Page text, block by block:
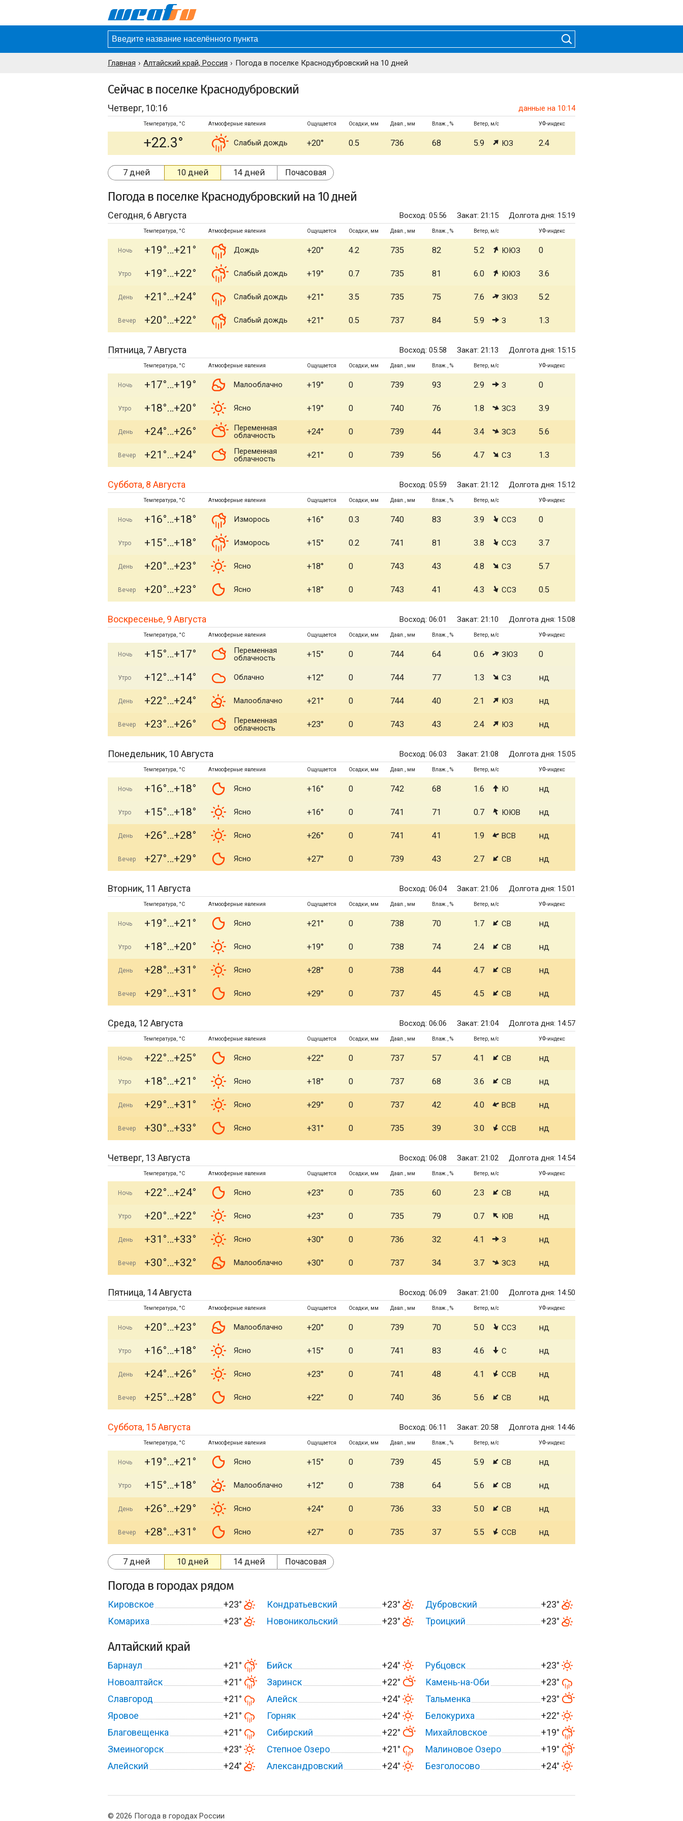
Главная Алтайский край, Россия Погода в поселке Краснодубровский на 10 дней
Сейчас в поселке Краснодубровский
Четверг, 10:16 данные на 10:14
Температура, °C Атмосферные явления Ощущается Осадки, мм Давл., мм Влаж., % Ветер, м/с УФ-индекс
+22.3° Слабый дождь +20° 0.5 736 68 5.9 ЮЗ 2.4
7 дней 10 дней 14 дней Почасовая
Погода в поселке Краснодубровский на 10 дней
Сегодня, 6 Августа Восход: 05:56 Закат: 21:15 Долгота дня: 15:19
Температура, °C Атмосферные явления Ощущается Осадки, мм Давл., мм Влаж., % Ветер, м/с УФ-индекс
Ночь +19° +21° Дождь +20° 4.2 735 82 5.2 ЮЮЗ 0
Утро +19° +22° Слабый дождь +19° 0.7 735 81 6.0 ЮЮЗ 3.6
День +21° +24° Слабый дождь +21° 3.5 735 75 7.6 ЗЮЗ 5.2
Вечер +20° +22° Слабый дождь +21° 0.5 737 84 5.9 З 1.3
Пятница, 7 Августа Восход: 05:58 Закат: 21:13 Долгота дня: 15:15
Температура, °C Атмосферные явления Ощущается Осадки, мм Давл., мм Влаж., % Ветер, м/с УФ-индекс
Ночь +17° +19° Малооблачно +19° 0 739 93 2.9 З 0
Утро +18° +20° Ясно +19° 0 740 76 1.8 ЗСЗ 3.9
День +24° +26°
Переменная
облачность
+24° 0 739 44 3.4 ЗСЗ 5.6
Вечер +21° +24°
Переменная
облачность
+21° 0 739 56 4.7 СЗ 1.3
Суббота, 8 Августа Восход: 05:59 Закат: 21:12 Долгота дня: 15:12
Температура, °C Атмосферные явления Ощущается Осадки, мм Давл., мм Влаж., % Ветер, м/с УФ-индекс
Ночь +16° +18° Изморось +16° 0.3 740 83 3.9 ССЗ 0
Утро +15° +18° Изморось +15° 0.2 741 81 3.8 ССЗ 3.7
День +20° +23° Ясно +18° 0 743 43 4.8 СЗ 5.7
Вечер +20° +23° Ясно +18° 0 743 41 4.3 ССЗ 0.5
Воскресенье, 9 Августа Восход: 06:01 Закат: 21:10 Долгота дня: 15:08
Температура, °C Атмосферные явления Ощущается Осадки, мм Давл., мм Влаж., % Ветер, м/с УФ-индекс
Ночь +15° +17°
Переменная
облачность
+15° 0 744 64 0.6 ЗЮЗ 0
Утро +12° +14° Облачно +12° 0 744 77 1.3 СЗ нд
День +22° +24° Малооблачно +21° 0 744 40 2.1 ЮЗ нд
Вечер +23° +26°
Переменная
облачность
+23° 0 743 43 2.4 ЮЗ нд
Понедельник, 10 Августа Восход: 06:03 Закат: 21:08 Долгота дня: 15:05
Температура, °C Атмосферные явления Ощущается Осадки, мм Давл., мм Влаж., % Ветер, м/с УФ-индекс
Ночь +16° +18° Ясно +16° 0 742 68 1.6 Ю нд
Утро +15° +18° Ясно +16° 0 741 71 0.7 ЮЮВ нд
День +26° +28° Ясно +26° 0 741 41 1.9 ВСВ нд
Вечер +27° +29° Ясно +27° 0 739 43 2.7 СВ нд
Вторник, 11 Августа Восход: 06:04 Закат: 21:06 Долгота дня: 15:01
Температура, °C Атмосферные явления Ощущается Осадки, мм Давл., мм Влаж., % Ветер, м/с УФ-индекс
Ночь +19° +21° Ясно +21° 0 738 70 1.7 СВ нд
Утро +18° +20° Ясно +19° 0 738 74 2.4 СВ нд
День +28° +31° Ясно +28° 0 738 44 4.7 СВ нд
Вечер +29° +31° Ясно +29° 0 737 45 4.5 СВ нд
Среда, 12 Августа Восход: 06:06 Закат: 21:04 Долгота дня: 14:57
Температура, °C Атмосферные явления Ощущается Осадки, мм Давл., мм Влаж., % Ветер, м/с УФ-индекс
Ночь +22° +25° Ясно +22° 0 737 57 4.1 СВ нд
Утро +18° +21° Ясно +18° 0 737 68 3.6 СВ нд
День +29° +31° Ясно +29° 0 737 42 4.0 ВСВ нд
Вечер +30° +33° Ясно +31° 0 735 39 3.0 ССВ нд
Четверг, 13 Августа Восход: 06:08 Закат: 21:02 Долгота дня: 14:54
Температура, °C Атмосферные явления Ощущается Осадки, мм Давл., мм Влаж., % Ветер, м/с УФ-индекс
Ночь +22° +24° Ясно +23° 0 735 60 2.3 СВ нд
Утро +20° +22° Ясно +23° 0 735 79 0.7 ЮВ нд
День +31° +33° Ясно +30° 0 736 32 4.1 З нд
Вечер +30° +32° Малооблачно +30° 0 737 34 3.7 ЗСЗ нд
Пятница, 14 Августа Восход: 06:09 Закат: 21:00 Долгота дня: 14:50
Температура, °C Атмосферные явления Ощущается Осадки, мм Давл., мм Влаж., % Ветер, м/с УФ-индекс
Ночь +20° +23° Малооблачно +20° 0 739 70 5.0 ССЗ нд
Утро +16° +18° Ясно +15° 0 741 83 4.6 С нд
День +24° +26° Ясно +23° 0 741 48 4.1 ССВ нд
Вечер +25° +28° Ясно +22° 0 740 36 5.6 СВ нд
Суббота, 15 Августа Восход: 06:11 Закат: 20:58 Долгота дня: 14:46
Температура, °C Атмосферные явления Ощущается Осадки, мм Давл., мм Влаж., % Ветер, м/с УФ-индекс
Ночь +19° +21° Ясно +15° 0 739 45 5.9 СВ нд
Утро +15° +18° Малооблачно +12° 0 738 64 5.6 СВ нд
День +26° +29° Ясно +24° 0 736 33 5.0 СВ нд
Вечер +28° +31° Ясно +27° 0 735 37 5.5 ССВ нд
7 дней 10 дней 14 дней Почасовая
Погода в городах рядом
Кировское +23° Кондратьевский +23° Дубровский
+23°
Комариха
+23° Новоникольский +23° Троицкий +23°
Алтайский край
Барнаул +21° Бийск +24° Рубцовск
+23°
Новоалтайск
+21° Заринск +22° Камень-на-Оби
+23°
Славгород
+21° Алейск +24° Тальменка
+23°
Яровое
+21° Горняк +24° Белокуриха
+22°
Благовещенка
+21° Сибирский +22° Михайловское
+19°
Змеиногорск
+23° Степное Озеро +21° Малиновое Озеро
+19°
Алейский
+24° Александровский +24° Безголосово +24°
© 2026 Погода в городах России